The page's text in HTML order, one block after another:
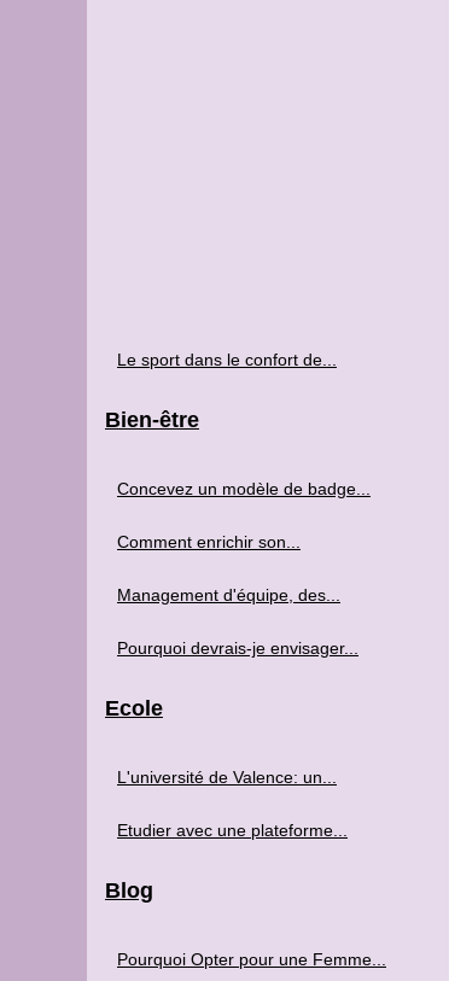
Le sport dans le confort de...
Bien-être
Concevez un modèle de badge...
Comment enrichir son...
Management d'équipe, des...
Pourquoi devrais-je envisager...
Ecole
L'université de Valence: un...
Etudier avec une plateforme...
Blog
Pourquoi Opter pour une Femme...